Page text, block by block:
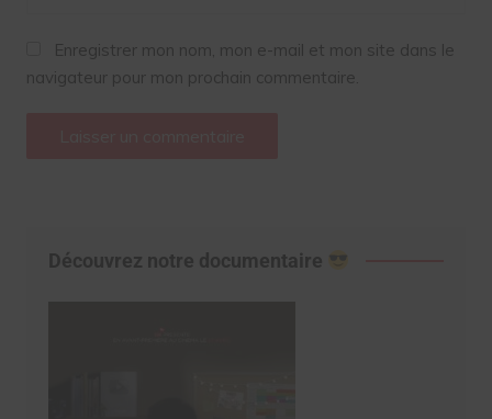
Enregistrer mon nom, mon e-mail et mon site dans le
navigateur pour mon prochain commentaire.
Découvrez notre documentaire